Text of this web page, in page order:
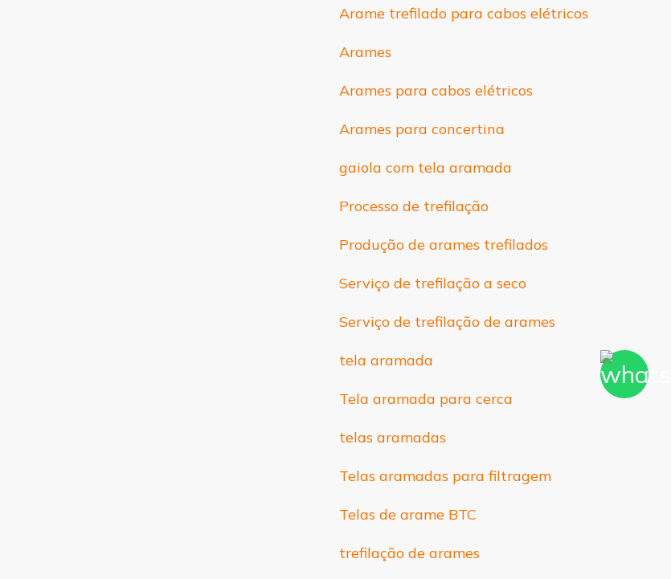
Arame trefilado para cabos elétricos
Arames
Arames para cabos elétricos
Arames para concertina
gaiola com tela aramada
Processo de trefilação
Produção de arames trefilados
Serviço de trefilação a seco
Serviço de trefilação de arames
tela aramada
Tela aramada para cerca
telas aramadas
Telas aramadas para filtragem
Telas de arame BTC
trefilação de arames